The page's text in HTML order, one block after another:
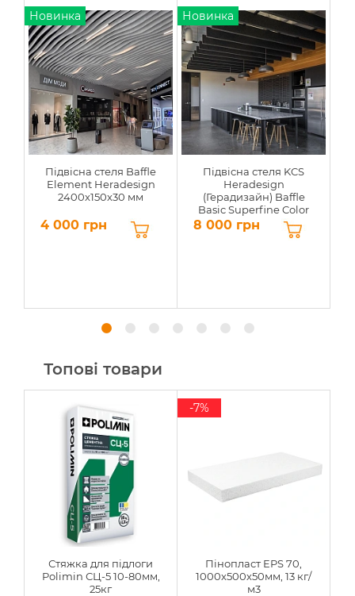
Підвісна стеля Baffle
Element Heradesign
2400x150x30 мм
4 000 грн
Новинка
Підвісна стеля KCS
Heradesign
(Герадизайн) Baffle
Basic Superfine Color
8 000 грн
Новинка
Топові товари
Стяжка для підлоги
Polimin СЦ-5 10-80мм,
25кг
Пінопласт EPS 70,
1000х500х50мм, 13 кг/
м3
-7%